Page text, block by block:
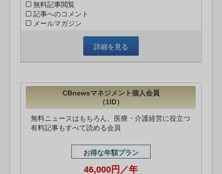
無料記事閲覧
記事へのコメント
メールマガジン
詳細を見る
CBnewsマネジメント個人会員
（1ID）
無料ニュースはもちろん、医療・介護経営に役立つ
有料記事もすべて読める会員
お得な年額プラン
46,000円／年